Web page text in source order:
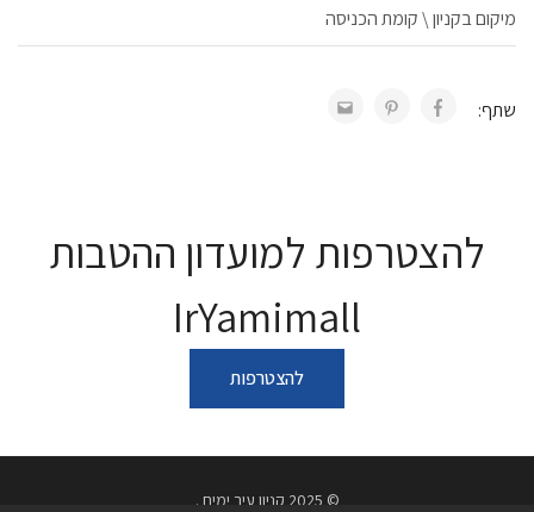
מיקום בקניון \ קומת הכניסה
שתף:
להצטרפות למועדון ההטבות
IrYamimall
להצטרפות
© 2025 קניון עיר ימים .